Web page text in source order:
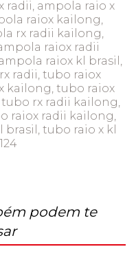
radii, ampola raio x
raiox kailong,
rx radii kailong,
raiox radii
raiox kl brasil,
radii, tubo raiox
kailong, tubo raiox
rx radii kailong,
raiox radii kailong,
tubo raio x kl
podem te